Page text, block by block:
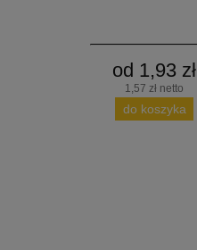
od 1,93 zł
1,57 zł netto
do koszyka